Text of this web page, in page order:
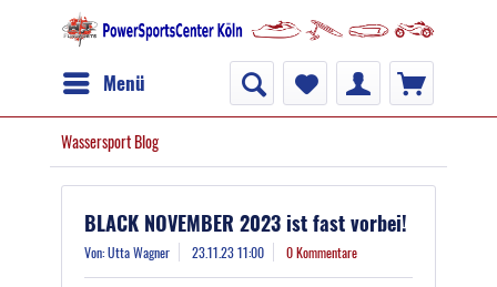
Menü
Wassersport Blog
BLACK NOVEMBER 2023 ist fast vorbei!
Von: Utta Wagner 23.11.23 11:00 0 Kommentare